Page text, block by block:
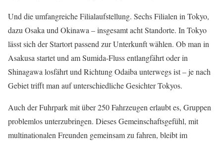
Und die umfangreiche Filialaufstellung. Sechs Filialen in Tokyo,
dazu Osaka und Okinawa – insgesamt acht Standorte. In Tokyo
lässt sich der Startort passend zur Unterkunft wählen. Ob man in
Asakusa startet und am Sumida-Fluss entlangfährt oder in
Shinagawa losfährt und Richtung Odaiba unterwegs ist – je nach
Gebiet trifft man auf unterschiedliche Gesichter Tokyos.
Auch der Fuhrpark mit über 250 Fahrzeugen erlaubt es, Gruppen
problemlos unterzubringen. Dieses Gemeinschaftsgefühl, mit
multinationalen Freunden gemeinsam zu fahren, bleibt im